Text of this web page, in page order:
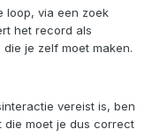
loop, via een zoek
het record als
je zelf moet maken.
vereist is, ben
die moet je dus correct